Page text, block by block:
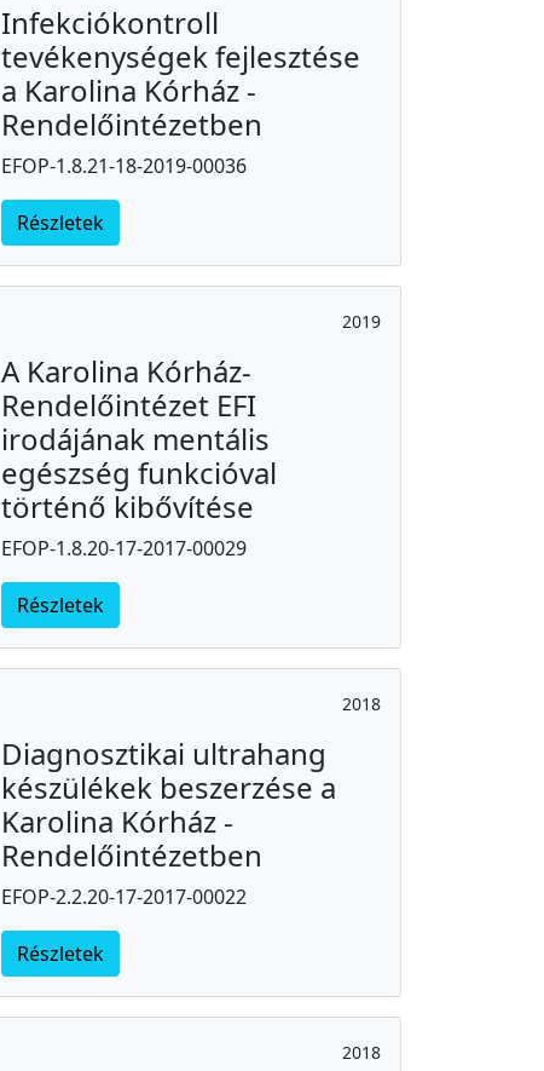
Infekciókontroll
tevékenységek fejlesztése
a Karolina Kórház -
Rendelőintézetben
EFOP-1.8.21-18-2019-00036
Részletek
2019
A Karolina Kórház-
Rendelőintézet EFI
irodájának mentális
egészség funkcióval
történő kibővítése
EFOP-1.8.20-17-2017-00029
Részletek
2018
Diagnosztikai ultrahang
készülékek beszerzése a
Karolina Kórház -
Rendelőintézetben
EFOP-2.2.20-17-2017-00022
Részletek
2018